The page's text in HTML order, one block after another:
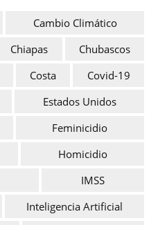
Cambio Climático
Chiapas
Chubascos
Costa
Covid-19
Estados Unidos
Feminicidio
Homicidio
IMSS
Inteligencia Artificial